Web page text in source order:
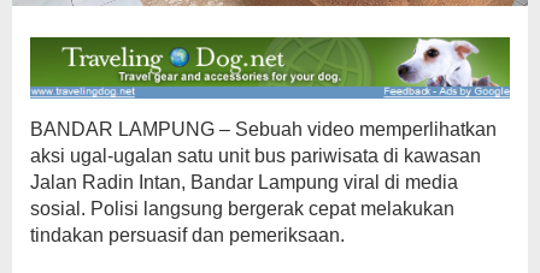
BANDAR LAMPUNG – Sebuah video memperlihatkan
aksi ugal-ugalan satu unit bus pariwisata di kawasan
Jalan Radin Intan, Bandar Lampung viral di media
sosial. Polisi langsung bergerak cepat melakukan
tindakan persuasif dan pemeriksaan.